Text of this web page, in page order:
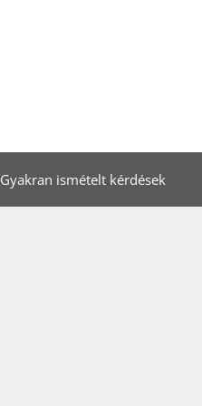
Gyakran ismételt kérdések